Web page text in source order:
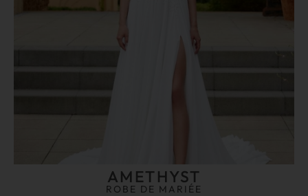
AMETHYST
ROBE DE MARIÉE